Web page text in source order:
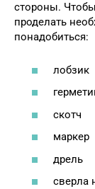
стороны.
проделать
понадобиться:
лобзик
скотч
маркер
дрель
сверла